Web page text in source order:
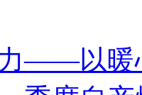
——以暖